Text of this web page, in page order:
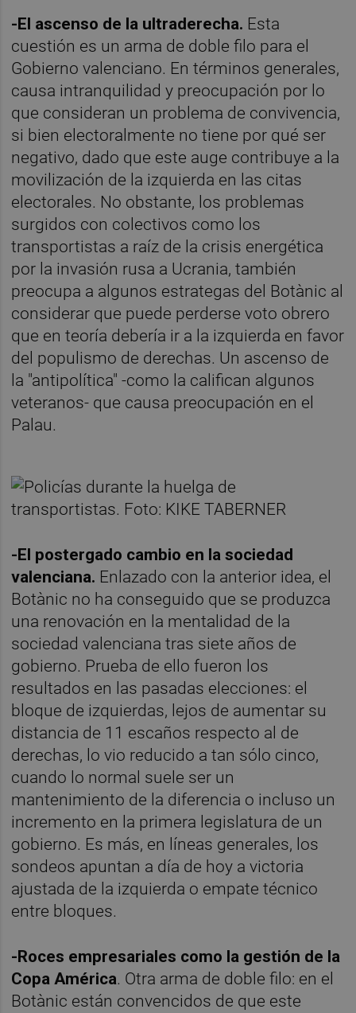
-El ascenso de la ultraderecha. Esta
cuestión es un arma de doble filo para el
Gobierno valenciano. En términos generales,
causa intranquilidad y preocupación por lo
que consideran un problema de convivencia,
si bien electoralmente no tiene por qué ser
negativo, dado que este auge contribuye a la
movilización de la izquierda en las citas
electorales. No obstante, los problemas
surgidos con colectivos como los
transportistas a raíz de la crisis energética
por la invasión rusa a Ucrania, también
preocupa a algunos estrategas del Botànic al
considerar que puede perderse voto obrero
que en teoría debería ir a la izquierda en favor
del populismo de derechas. Un ascenso de
la "antipolítica" -como la califican algunos
veteranos- que causa preocupación en el
Palau.
-El postergado cambio en la sociedad
valenciana. Enlazado con la anterior idea, el
Botànic no ha conseguido que se produzca
una renovación en la mentalidad de la
sociedad valenciana tras siete años de
gobierno. Prueba de ello fueron los
resultados en las pasadas elecciones: el
bloque de izquierdas, lejos de aumentar su
distancia de 11 escaños respecto al de
derechas, lo vio reducido a tan sólo cinco,
cuando lo normal suele ser un
mantenimiento de la diferencia o incluso un
incremento en la primera legislatura de un
gobierno. Es más, en líneas generales, los
sondeos apuntan a día de hoy a victoria
ajustada de la izquierda o empate técnico
entre bloques.
-Roces empresariales como la gestión de la
Copa América. Otra arma de doble filo: en el
Botànic están convencidos de que este